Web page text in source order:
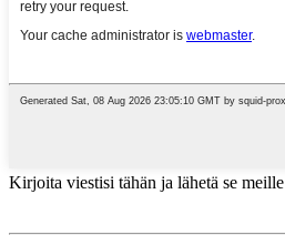
Kirjoita viestisi tähän ja lähetä se meille